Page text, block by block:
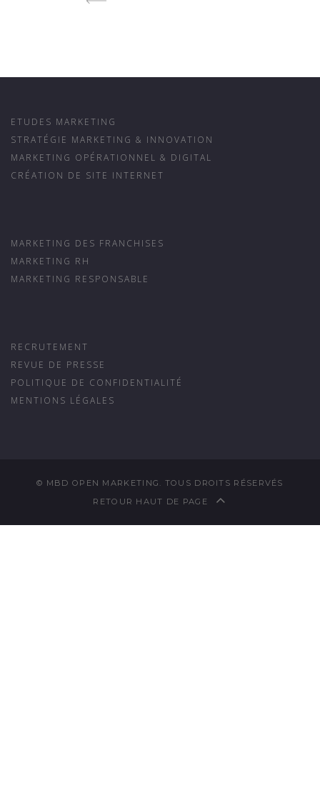
ETUDES MARKETING
STRATÉGIE MARKETING & INNOVATION
MARKETING OPÉRATIONNEL & DIGITAL
CRÉATION DE SITE INTERNET
MARKETING DES FRANCHISES
MARKETING RH
MARKETING RESPONSABLE
RECRUTEMENT
REVUE DE PRESSE
POLITIQUE DE CONFIDENTIALITÉ
MENTIONS LÉGALES
© MBD OPEN MARKETING. TOUS DROITS RÉSERVÉS
RETOUR HAUT DE PAGE